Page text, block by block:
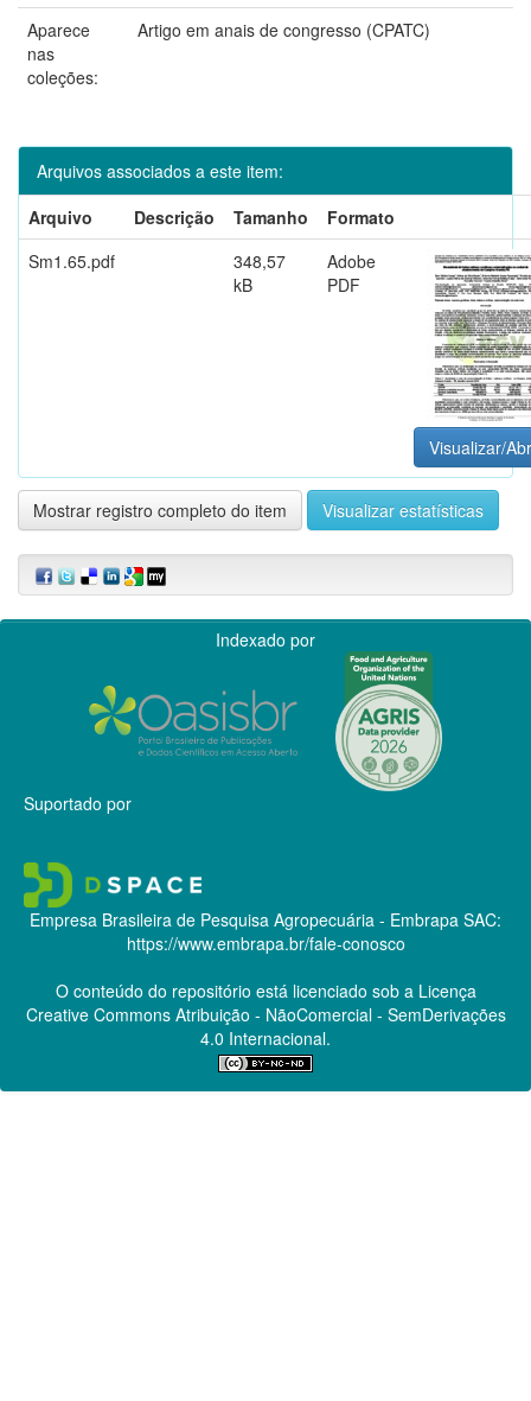
Aparece
nas
coleções:
Artigo em anais de congresso (CPATC)
Arquivos associados a este item:
Arquivo
Descrição Tamanho
Formato
Sm1.65.pdf
348,57
kB
Adobe
PDF
Visualizar/
Mostrar registro completo do item Visualizar estatísticas
Indexado por
Suportado por
Empresa Brasileira de Pesquisa Agropecuária - Embrapa SAC:
https://www.embrapa.br/fale-conosco
O conteúdo do repositório está licenciado sob a Licença
Creative CommonsAtribuição - NãoComercial - SemDerivações
4.0 Internacional.